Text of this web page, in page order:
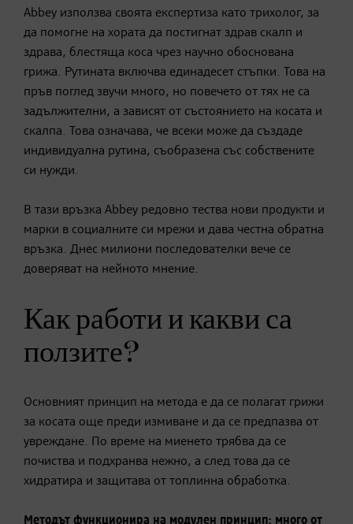
Abbey използва своята експертиза като трихолог, за
да помогне на хората да постигнат здрав скалп и
здрава, блестяща коса чрез научно обоснована
грижа. Рутината включва единадесет стъпки. Това на
пръв поглед звучи много, но повечето от тях не са
задължителни, а зависят от състоянието на косата и
скалпа. Това означава, че всеки може да създаде
индивидуална рутина, съобразена със собствените
си нужди.
В тази връзка Abbey редовно тества нови продукти и
марки в социалните си мрежи и дава честна обратна
връзка. Днес милиони последователки вече се
доверяват на нейното мнение.
Как работи и какви са
ползите?
Основният принцип на метода е да се полагат грижи
за косата още преди измиване и да се предпазва от
увреждане. По време на миенето трябва да се
почиства и подхранва нежно, а след това да се
хидратира и защитава от топлинна обработка.
Методът функционира на модулен принцип: много от